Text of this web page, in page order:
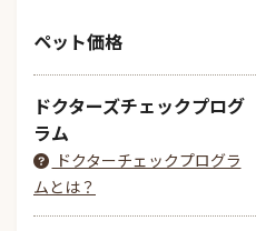
ペット価格
ドクターズチェックプログ
ラム
ドクターチェックプログラ
ムとは？